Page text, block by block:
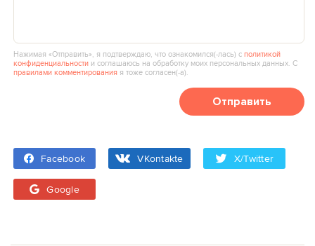
Нажимая «Отправить», я подтверждаю, что ознакомился(‑лась) сполитикой
конфиденциальности и соглашаюсь на обработку моих персональных данных. С
правилами комментирования я тоже согласен(‑а).
Отправить
Facebook VKontakte X/Twitter
Google